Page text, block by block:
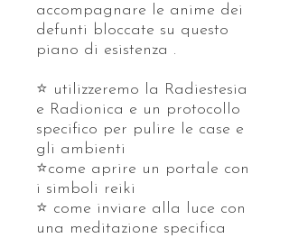
accompagnare le anime dei
defunti bloccate su questo
piano di esistenza .
⭐️ utilizzeremo la Radiestesia
e Radionica e un protocollo
specifico per pulire le case e
gli ambienti
⭐️come aprire un portale con
i simboli reiki
⭐️ come inviare alla luce con
una meditazione specifica